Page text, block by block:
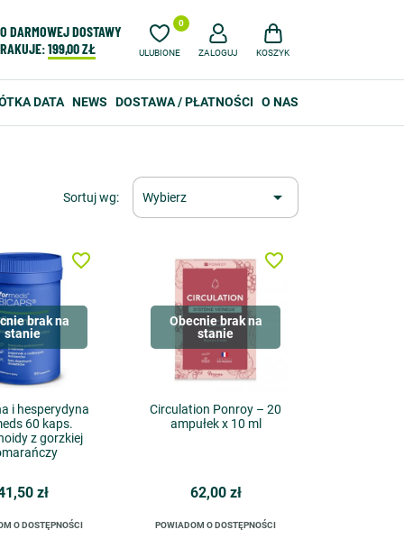
DARMOWEJ DOSTAWY
199,00 ZŁ ULUBIONE
0
ZALOGUJ KOSZYK
DATA NEWS DOSTAWA / PŁATNOŚCI O NAS
Sortuj wg: Wybierz 
brak na
stanie
i hesperydyna
60 kaps.
z gorzkiej
zł
O DOSTĘPNOŚCI
favorite_border
Obecnie brak na
stanie
Circulation Ponroy – 20
ampułek x 10 ml
62,00 zł
POWIADOM O DOSTĘPNOŚCI
favorite_border